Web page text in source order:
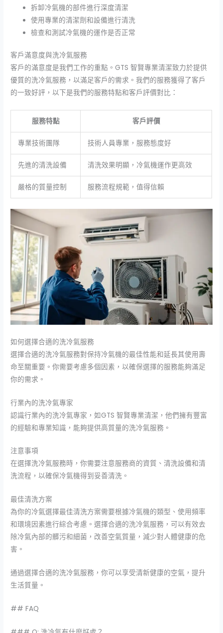
拆卸冷氣機的部件進行深度清潔
使用專業的清潔劑和設備進行清洗
檢查和測試冷氣機的運作是否正常
客戶滿意度與洗冷氣服務
客戶的滿意度是我們工作的重點。GTS 智賢專業清潔致力於提供
優質的洗冷氣服務，以滿足客戶的需求。我們的服務獲得了客戶
的一致好評，以下是我們的服務特點和客戶評價對比：
服務特點 客戶評價
專業技術團隊 技術人員專業，服務態度好
先進的清洗設備 清洗效果明顯，冷氣機運作更高效
嚴格的質量控制 服務流程規範，值得信賴
如何選擇合適的洗冷氣服務
選擇合適的洗冷氣服務對保持冷氣機的最佳性能和延長其使用壽
命至關重要。你需要考慮多個因素，以確保選擇的服務能夠滿足
你的需求。
行業內的洗冷氣專家
認識行業內的洗冷氣專家，如GTS 智賢專業清潔，他們擁有豐富
的經驗和專業知識，能夠提供高質量的洗冷氣服務。
注意事項
在選擇洗冷氣服務時，你需要注意服務商的資質、清洗設備和清
洗流程，以確保冷氣機得到妥善清洗。
最佳清洗方案
為你的冷氣選擇最佳清洗方案需要根據冷氣機的類型、使用頻率
和環境因素進行綜合考慮。選擇合適的洗冷氣服務，可以有效去
除冷氣內部的髒污和細菌，改善空氣質量，減少對人體健康的危
害。
通過選擇合適的洗冷氣服務，你可以享受清新健康的空氣，提升
生活質量。
## FAQ